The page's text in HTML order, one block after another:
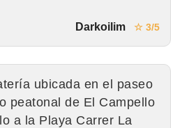
Darkoilim ☆ 3/5
ubicada en el paseo
peatonal de El Campello
a la Playa Carrer La